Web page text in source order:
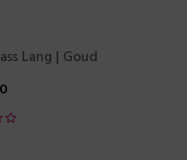
Lang | Goud